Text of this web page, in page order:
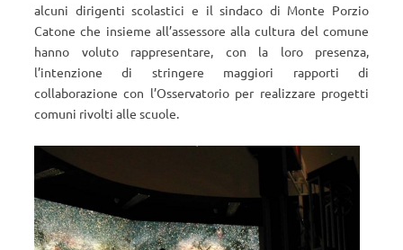
alcuni dirigenti scolastici e il sindaco di Monte Porzio
Catone che insieme all’assessore alla cultura del comune
hanno voluto rappresentare, con la loro presenza,
l’intenzione di stringere maggiori rapporti di
collaborazione con l’Osservatorio per realizzare progetti
comuni rivolti alle scuole.